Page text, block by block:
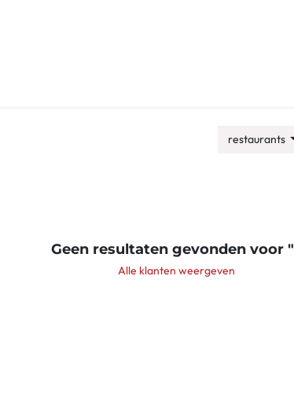
restaurants
Geen resultaten gevonden voor "
Alle klanten weergeven